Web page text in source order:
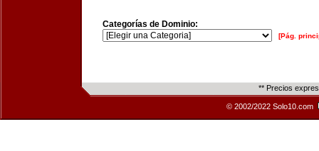
Categorías de Dominio:
[Pág.
** Precios
© 2002/2022 Solo10.com